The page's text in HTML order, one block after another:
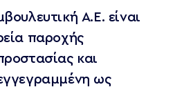
Α.Ε. είναι
παροχής
και
ως